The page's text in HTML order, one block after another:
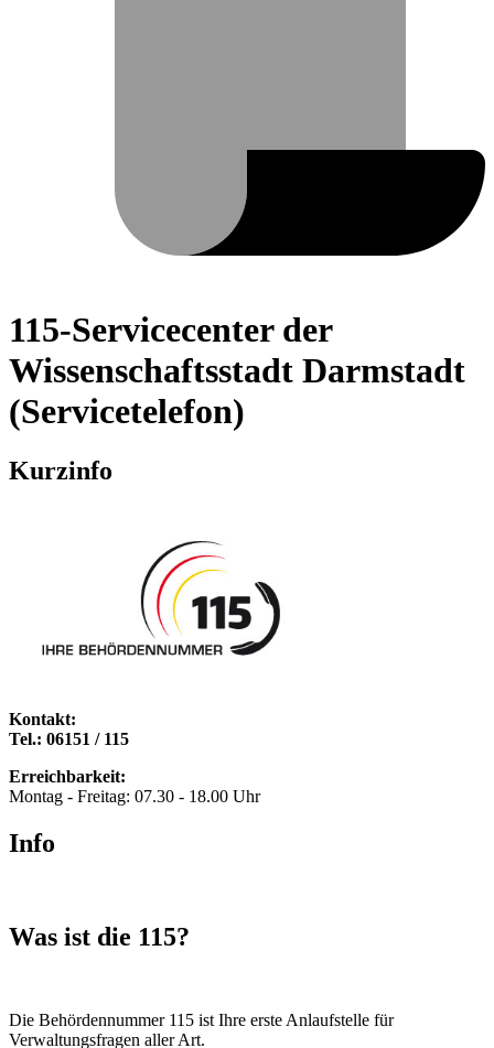
115-Servicecenter der
Wissenschaftsstadt Darmstadt
(Servicetelefon)
Kurzinfo
Kontakt:
Tel.: 06151 / 115
Erreichbarkeit:
Montag - Freitag: 07.30 - 18.00 Uhr
Info
Was ist die 115?
Die Behördennummer 115 ist Ihre erste Anlaufstelle für
Verwaltungsfragen aller Art.